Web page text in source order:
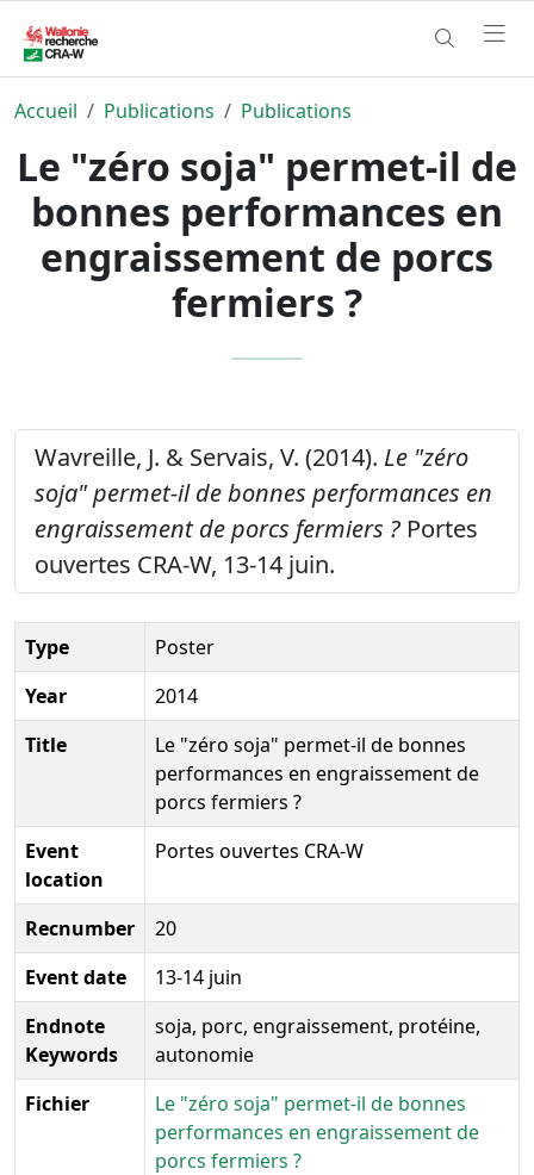
Accueil Publications Publications
Le "zéro soja" permet-il de
bonnes performances en
engraissement de porcs
fermiers ?
Wavreille, J. & Servais, V. (2014). Le "zéro
soja" permet-il de bonnes performances en
engraissement de porcs fermiers ? Portes
ouvertes CRA-W, 13-14 juin.
Type
Poster
Year
2014
Title
Le "zéro soja" permet-il de bonnes
performances en engraissement de
porcs fermiers ?
Event
location
Portes ouvertes CRA-W
Recnumber
20
Event date
13-14 juin
Endnote
Keywords
soja, porc, engraissement, protéine,
autonomie
Fichier
Le "zéro soja" permet-il de bonnes
performances en engraissement de
porcs fermiers ?